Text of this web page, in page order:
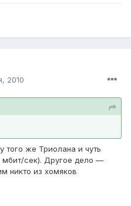
2010
того же Триолана и чуть
мбит/сек). Другое дело —
никто из хомяков